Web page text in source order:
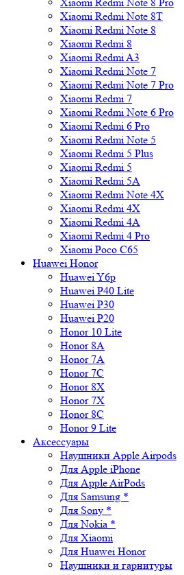
Xiaomi Redmi Note 8T
Xiaomi Redmi Note 8
Xiaomi Redmi 8
Xiaomi Redmi A3
Xiaomi Redmi Note 7
Xiaomi Redmi Note 7 Pro
Xiaomi Redmi 7
Xiaomi Redmi Note 6 Pro
Xiaomi Redmi 6 Pro
Xiaomi Redmi Note 5
Xiaomi Redmi 5 Plus
Xiaomi Redmi 5
Xiaomi Redmi 5A
Xiaomi Redmi Note 4X
Xiaomi Redmi 4X
Xiaomi Redmi 4A
Xiaomi Redmi 4 Pro
Xiaomi Poco C65
Huawei Honor
Huawei Y6p
Huawei P40 Lite
Huawei P30
Huawei P20
Honor 10 Lite
Honor 8A
Honor 7A
Honor 7C
Honor 8X
Honor 7X
Honor 8C
Honor 9 Lite
Аксессуары
Наушники Apple Airpods
Для Apple iPhone
Для Apple AirPods
Для Samsung *
Для Sony *
Для Nokia *
Для Xiaomi
Для Huawei Honor
Наушники и гарнитуры